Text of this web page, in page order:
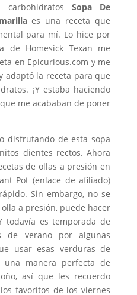
Sopa De
es una receta que
para mí. Lo hice por
de Homesick Texan me
en Epicurious.com y me
adaptó la receta para que
¡Y estaba haciendo
me acababan de poner
disfrutando de esta sopa
dientes rectos. Ahora
de ollas a presión en
Pot (enlace de afiliado)
Sin embargo, no se
a presión, puede hacer
todavía es temporada de
de verano por algunas
usar esas verduras de
manera perfecta de
así que les recuerdo
favoritos de los viernes